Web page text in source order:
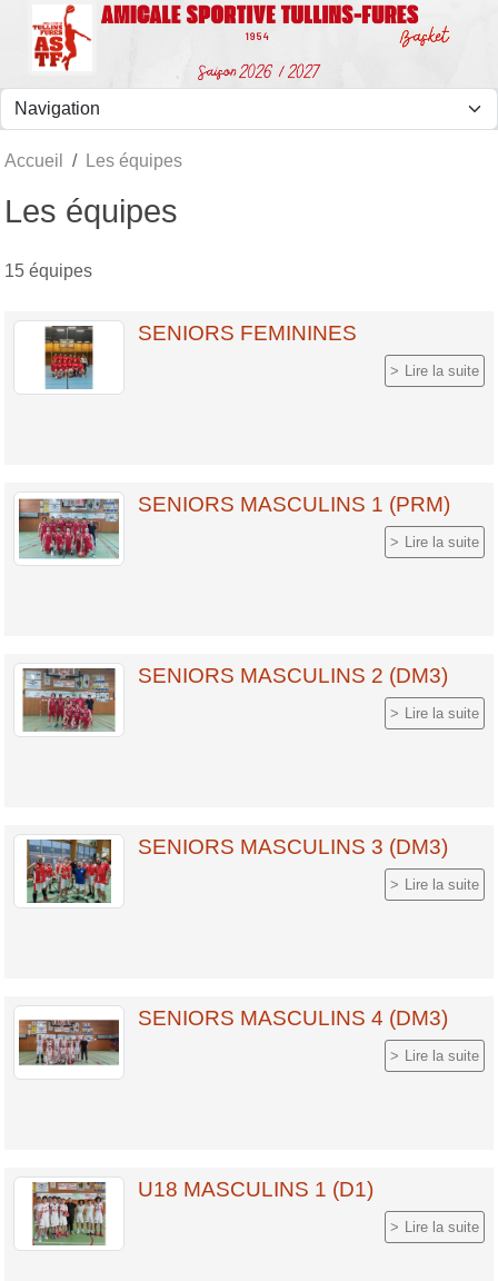
Accueil Les équipes
Les équipes
15 équipes
SENIORS FEMININES
Lire la suite
SENIORS MASCULINS 1 (PRM)
Lire la suite
SENIORS MASCULINS 2 (DM3)
Lire la suite
SENIORS MASCULINS 3 (DM3)
Lire la suite
SENIORS MASCULINS 4 (DM3)
Lire la suite
U18 MASCULINS 1 (D1)
Lire la suite
Panneau de gestion des cookies